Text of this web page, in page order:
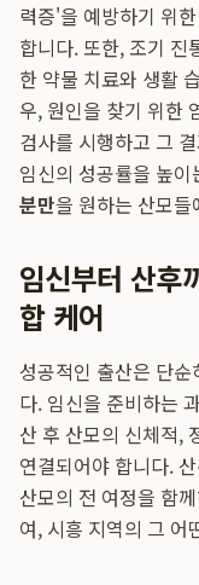
력증'을 예방하기 위
합니다. 또한, 조기 진
한 약물 치료와 생활
우, 원인을 찾기 위한
검사를 시행하고 그
임신의 성공률을 높
분만을 원하는 산모
임신부터 산후
합 케어
성공적인 출산은 단
다. 임신을 준비하는
산 후 산모의 신체적,
연결되어야 합니다.
산모의 전 여정을 함
여, 시흥 지역의 그 어